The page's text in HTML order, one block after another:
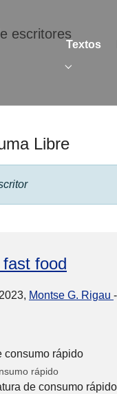
Textos
Libre
food
Montse G. Rigau -
rápido
de consumo